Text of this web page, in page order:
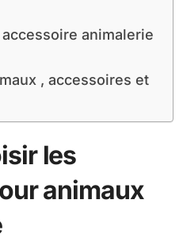
animalerie
, accessoires et
les
animaux